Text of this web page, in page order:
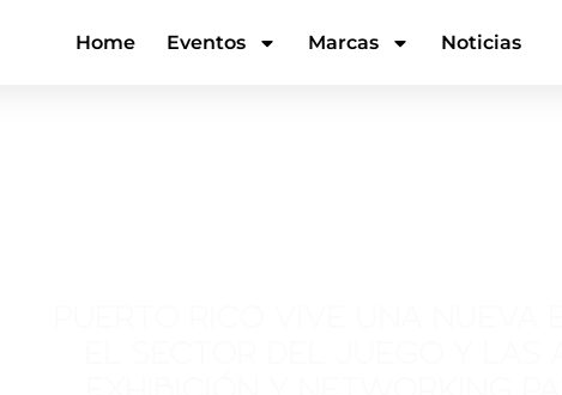
Home Eventos Marcas Noticias